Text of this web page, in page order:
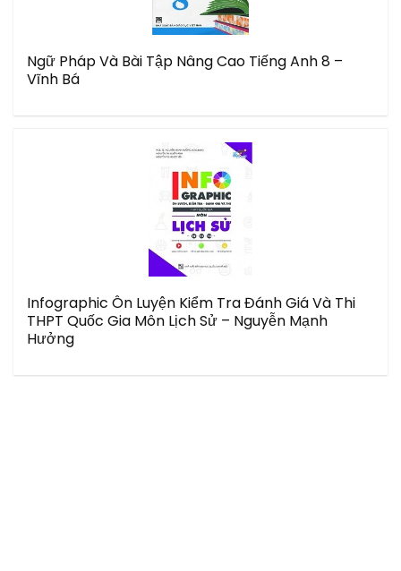
Ngữ Pháp Và Bài Tập Nâng Cao Tiếng Anh 8 –
Vĩnh Bá
Infographic Ôn Luyện Kiểm Tra Đánh Giá Và Thi
THPT Quốc Gia Môn Lịch Sử – Nguyễn Mạnh
Hưởng